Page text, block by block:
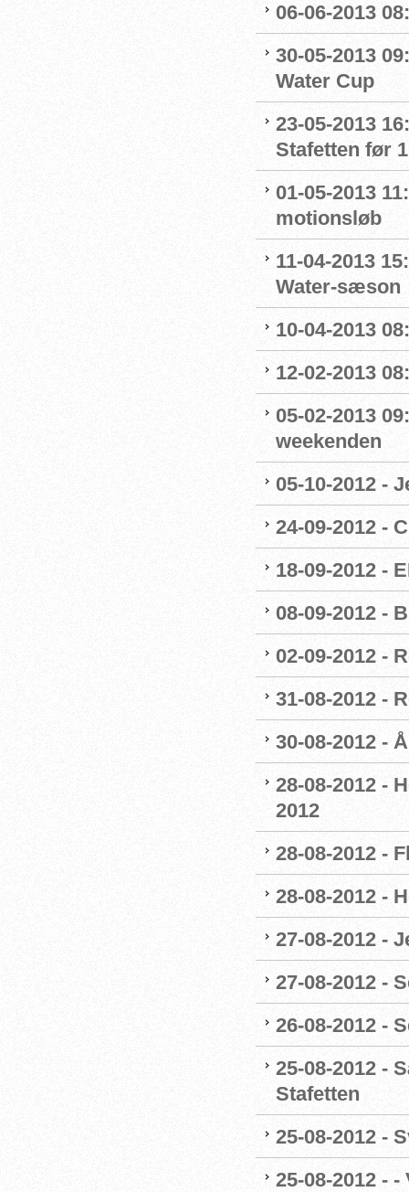
06-06-2013
30-05-2013
Water Cup
23-05-2013
Stafetten før
01-05-2013
motionsløb
11-04-2013
Water-sæson
10-04-2013
12-02-2013
05-02-2013
weekenden
05-10-2012 -
24-09-2012 -
18-09-2012 -
08-09-2012 -
02-09-2012 -
31-08-2012 -
30-08-2012 -
28-08-2012 -
2012
28-08-2012 -
28-08-2012 -
27-08-2012 -
27-08-2012 -
26-08-2012 -
25-08-2012 -
Stafetten
25-08-2012 -
25-08-2012 -